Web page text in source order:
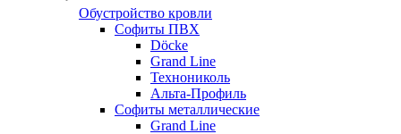
Обустройство кровли
Софиты ПВХ
Döcke
Grand Line
Технониколь
Альта-Профиль
Софиты металлические
Grand Line